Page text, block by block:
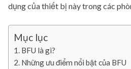
dụng của thiết bị này trong các
Mục lục
BFU là gì?
Những ưu điểm nổi bật của BFU